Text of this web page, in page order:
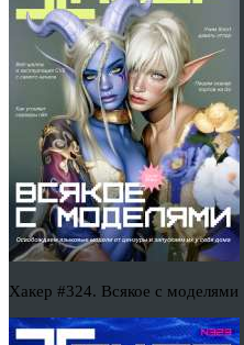
Хакер #324. Всякое с моделями